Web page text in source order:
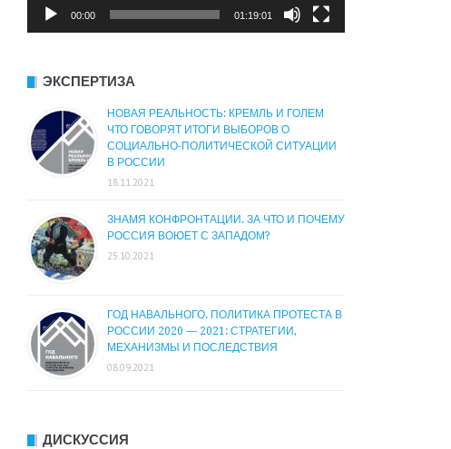
00:00 01:19:01
ЭКСПЕРТИЗА
НОВАЯ РЕАЛЬНОСТЬ: КРЕМЛЬ И ГОЛЕМ
ЧТО ГОВОРЯТ ИТОГИ ВЫБОРОВ О
СОЦИАЛЬНО-ПОЛИТИЧЕСКОЙ СИТУАЦИИ
В РОССИИ
18.11.2021
ЗНАМЯ КОНФРОНТАЦИИ. ЗА ЧТО И ПОЧЕМУ
РОССИЯ ВОЮЕТ С ЗАПАДОМ?
25.10.2021
ГОД НАВАЛЬНОГО. ПОЛИТИКА ПРОТЕСТА В
РОССИИ 2020 — 2021: СТРАТЕГИИ,
МЕХАНИЗМЫ И ПОСЛЕДСТВИЯ
08.09.2021
ДИСКУССИЯ